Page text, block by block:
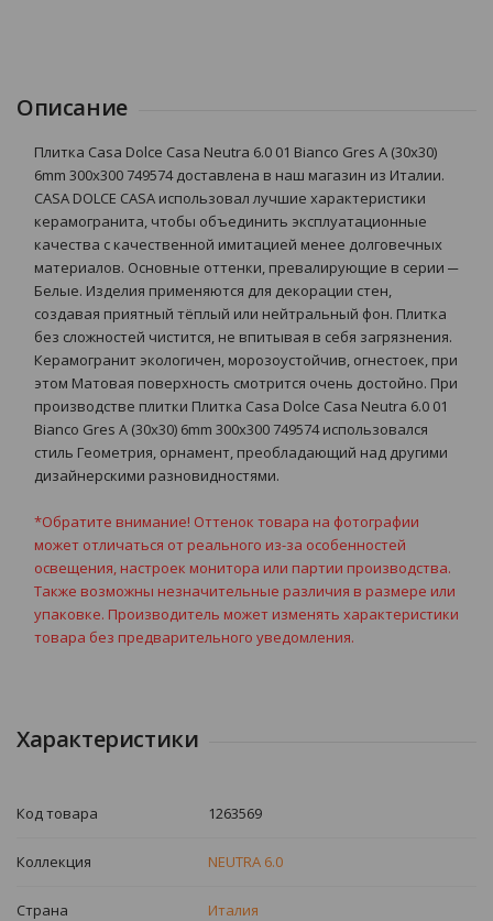
Описание
Плитка Casa Dolce Casa Neutra 6.0 01 Bianco Gres A (30x30)
6mm 300x300 749574 доставлена в наш магазин из Италии.
CASA DOLCE CASA использовал лучшие характеристики
керамогранита, чтобы объединить эксплуатационные
качества с качественной имитацией менее долговечных
материалов. Основные оттенки, превалирующие в серии ─
Белые. Изделия применяются для декорации стен,
создавая приятный тёплый или нейтральный фон. Плитка
без сложностей чистится, не впитывая в себя загрязнения.
Керамогранит экологичен, морозоустойчив, огнестоек, при
этом Матовая поверхность смотрится очень достойно. При
производстве плитки Плитка Casa Dolce Casa Neutra 6.0 01
Bianco Gres A (30x30) 6mm 300x300 749574 использовался
стиль Геометрия, орнамент, преобладающий над другими
дизайнерскими разновидностями.
*Обратите внимание! Оттенок товара на фотографии
может отличаться от реального из-за особенностей
освещения, настроек монитора или партии производства.
Также возможны незначительные различия в размере или
упаковке. Производитель может изменять характеристики
товара без предварительного уведомления.
Характеристики
Код товара 1263569
Коллекция NEUTRA 6.0
Страна Италия